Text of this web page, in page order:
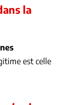
la
est celle